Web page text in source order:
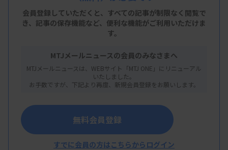
奨している10％中性緩衝ホルマリン（10％NBF）の
使用率は2025年度、生検検体で93.8％、手術材料が
加の施設はそれぞれ62.2％、60.8％にとどまり、使
用率の向上がなお課題であることが分かった。
い」との回答が1割あり、臨床検査技師が不在の施
設などに対する普及啓発や情報提供が必要な状況だ
会員登録していただくと、すべての記事が制限なく閲覧で
き、 記事の保存機能など、便利な機能がご利用いただけま
す。
MTJメールニュースの会員のみなさまへ
MTJメールニュースは、WEBサイト「MTJ ONE」にリニューアル
いたしました。
お手数ですが、下記より再度、新規会員登録をお願いします。
無料会員登録
すでに会員の方はこちらからログイン